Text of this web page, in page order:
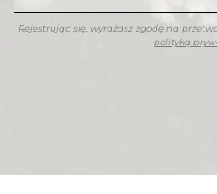
Rejestrując się, wyrażasz zgodę na
polityką